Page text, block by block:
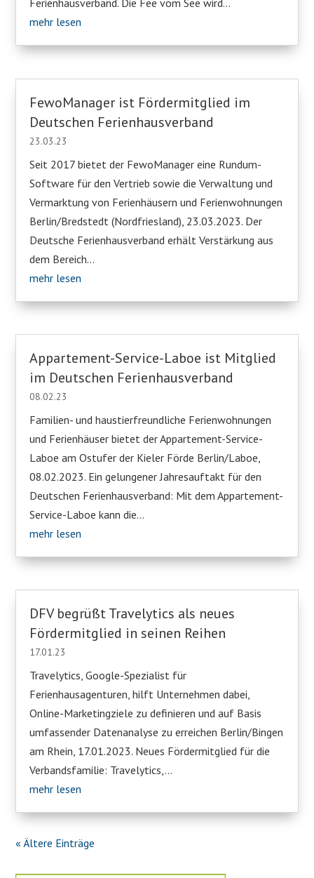
Ferienhausverband. Die Fee vom See wird...
mehr lesen
FewoManager ist Fördermitglied im
Deutschen Ferienhausverband
23.03.23
Seit 2017 bietet der FewoManager eine Rundum-
Software für den Vertrieb sowie die Verwaltung und
Vermarktung von Ferienhäusern und Ferienwohnungen
Berlin/Bredstedt (Nordfriesland), 23.03.2023. Der
Deutsche Ferienhausverband erhält Verstärkung aus
dem Bereich...
mehr lesen
Appartement-Service-Laboe ist Mitglied
im Deutschen Ferienhausverband
08.02.23
Familien- und haustierfreundliche Ferienwohnungen
und Ferienhäuser bietet der Appartement-Service-
Laboe am Ostufer der Kieler Förde Berlin/Laboe,
08.02.2023. Ein gelungener Jahresauftakt für den
Deutschen Ferienhausverband: Mit dem Appartement-
Service-Laboe kann die...
mehr lesen
DFV begrüßt Travelytics als neues
Fördermitglied in seinen Reihen
17.01.23
Travelytics, Google-Spezialist für
Ferienhausagenturen, hilft Unternehmen dabei,
Online-Marketingziele zu definieren und auf Basis
umfassender Datenanalyse zu erreichen Berlin/Bingen
am Rhein, 17.01.2023. Neues Fördermitglied für die
Verbandsfamilie: Travelytics,...
mehr lesen
« Ältere Einträge